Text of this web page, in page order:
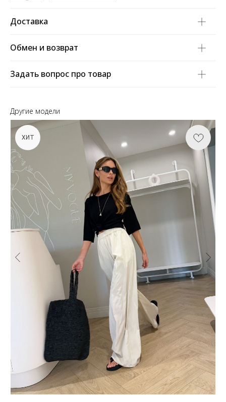
Доставка
Обмен и возврат
Задать вопрос про товар
Другие модели
ХИТ